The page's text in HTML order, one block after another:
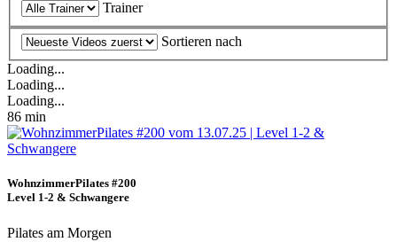
Trainer
Sortieren nach
Loading...
Loading...
Loading...
86 min
WohnzimmerPilates #200
Level 1-2 & Schwangere
Pilates am Morgen